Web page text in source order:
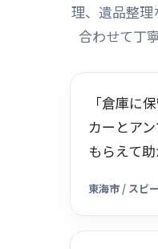
理、遺品整理
合わせて丁
「倉庫に
カーとア
もらえて
東海市 / スピ